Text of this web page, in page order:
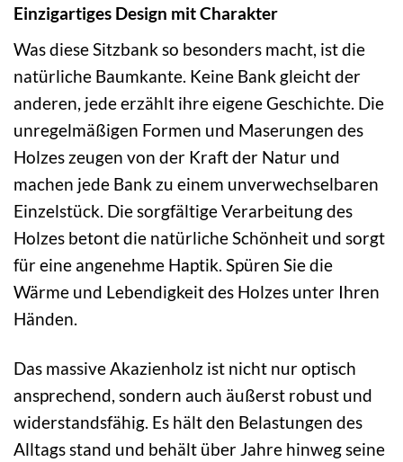
Einzigartiges Design mit Charakter
Was diese Sitzbank so besonders macht, ist die
natürliche Baumkante. Keine Bank gleicht der
anderen, jede erzählt ihre eigene Geschichte. Die
unregelmäßigen Formen und Maserungen des
Holzes zeugen von der Kraft der Natur und
machen jede Bank zu einem unverwechselbaren
Einzelstück. Die sorgfältige Verarbeitung des
Holzes betont die natürliche Schönheit und sorgt
für eine angenehme Haptik. Spüren Sie die
Wärme und Lebendigkeit des Holzes unter Ihren
Händen.
Das massive Akazienholz ist nicht nur optisch
ansprechend, sondern auch äußerst robust und
widerstandsfähig. Es hält den Belastungen des
Alltags stand und behält über Jahre hinweg seine